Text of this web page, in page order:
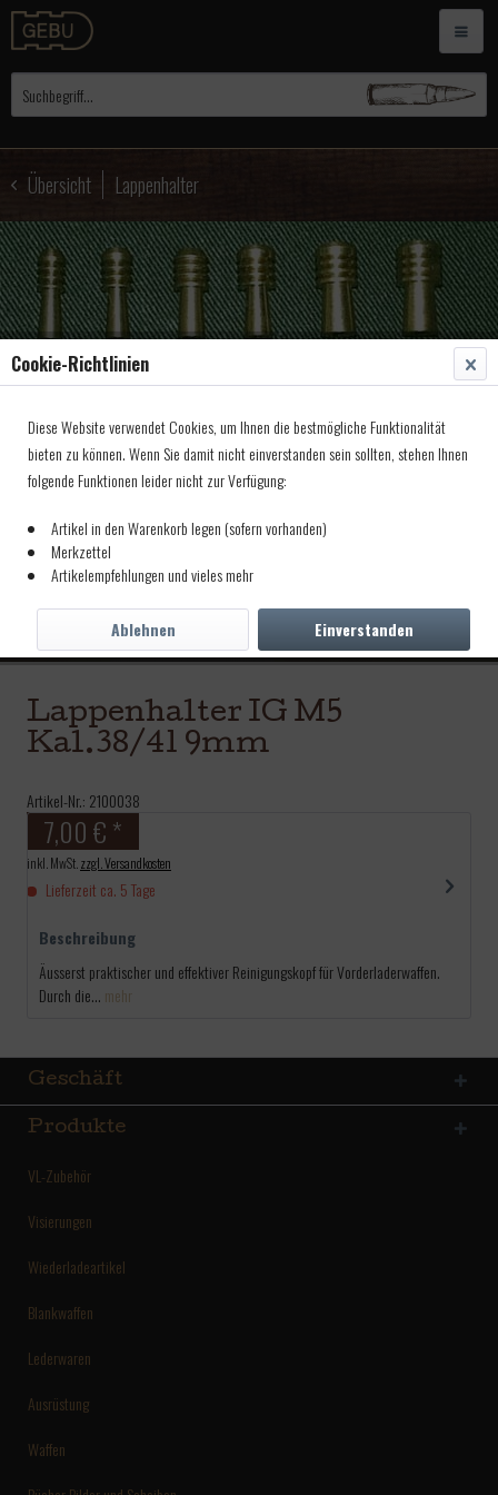
Übersicht Lappenhalter
Lappenhalter IG M5
Kal.38/41 9mm
Artikel-Nr.: 2100038
7,00 € *
inkl. MwSt. zzgl. Versandkosten
Lieferzeit ca. 5 Tage
Beschreibung
Äusserst praktischer und effektiver Reinigungskopf für Vorderladerwaffen.
Durch die... mehr
Geschäft
Produkte
VL-Zubehör
Visierungen
Wiederladeartikel
Blankwaffen
Lederwaren
Ausrüstung
Waffen
Cookie-Richtlinien
Diese Website verwendet Cookies, um Ihnen die bestmögliche Funktionalität
bieten zu können. Wenn Sie damit nicht einverstanden sein sollten, stehen Ihnen
folgende Funktionen leider nicht zur Verfügung:
Artikel in den Warenkorb legen (sofern vorhanden)
Merkzettel
Artikelempfehlungen und vieles mehr
Einverstanden
Ablehnen